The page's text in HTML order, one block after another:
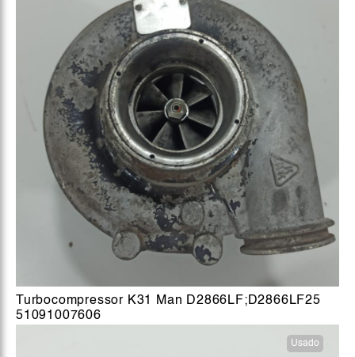
Turbocompressor K31 Man D2866LF;D2866LF25
51091007606
Usado